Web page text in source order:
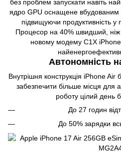
без проблем запускати навіть
ядро GPU оснащене
підвищуючи продуктивність у
Процесор на 40% швидший,
новому модему C1X
Автономність
Внутрішня конструкція iPhone
забезпечити більше місця для
роботу цілий день
До 27 годин
До 50% зарядки